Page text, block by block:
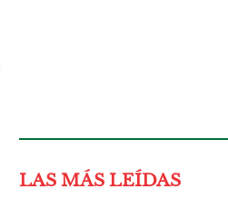
LAS MÁS LEÍDAS